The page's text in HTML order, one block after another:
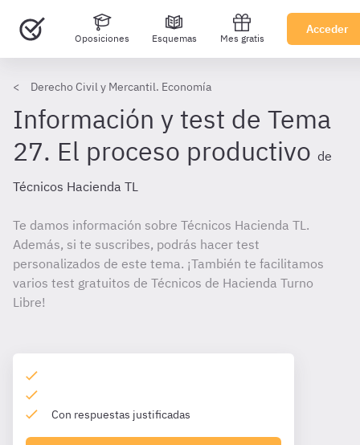
Oposiciones Esquemas Mes gratis
Acceder
Derecho Civil y Mercantil. Economía
Información y test de Tema
27. El proceso productivo de
Técnicos Hacienda TL
Te damos información sobre Técnicos Hacienda TL.
Además, si te suscribes, podrás hacer test
personalizados de este tema. ¡También te facilitamos
varios test gratuitos de Técnicos de Hacienda Turno
Libre!
Con respuestas justificadas